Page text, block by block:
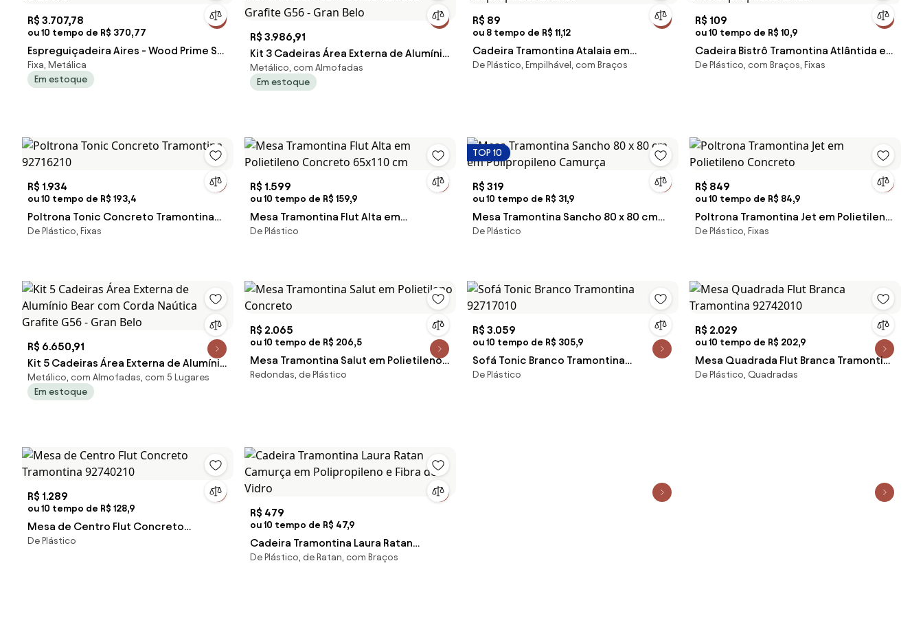
R$ 3.707,78
ou 10 tempo de R$ 370,77
Espreguiçadeira Aires - Wood Prime SB
29173
Fixa, Metálica
Em estoque
R$ 3.986,91
Kit 3 Cadeiras Área Externa de Alumínio
Bear com Corda Naútica Grafite G56 -
Gran Belo
Metálico, com Almofadas
Em estoque
R$ 89
ou 8 tempo de R$ 11,12
Cadeira Tramontina Atalaia em
Polipropileno Branco
De Plástico, Empilhável, com Braços
R$ 109
ou 10 tempo de R$ 10,9
Cadeira Bistrô Tramontina Atlântida em
Polipropileno Cinza
De Plástico, com Braços, Fixas
R$ 1.934
ou 10 tempo de R$ 193,4
Poltrona Tonic Concreto Tramontina
92716210
De Plástico, Fixas
R$ 1.599
ou 10 tempo de R$ 159,9
Mesa Tramontina Flut Alta em
Polietileno Concreto 65x110 cm
De Plástico
TOP 10
R$ 319
ou 10 tempo de R$ 31,9
Mesa Tramontina Sancho 80 x 80 cm
em Polipropileno Camurça
De Plástico
R$ 849
ou 10 tempo de R$ 84,9
Poltrona Tramontina Jet em Polietileno
Concreto
De Plástico, Fixas
R$ 6.650,91
Kit 5 Cadeiras Área Externa de Alumínio
Bear com Corda Naútica Grafite G56 -
Gran Belo
Metálico, com Almofadas, com 5 Lugares
Em estoque
R$ 2.065
ou 10 tempo de R$ 206,5
Mesa Tramontina Salut em Polietileno
Concreto
Redondas, de Plástico
R$ 3.059
ou 10 tempo de R$ 305,9
Sofá Tonic Branco Tramontina
92717010
De Plástico
R$ 2.029
ou 10 tempo de R$ 202,9
Mesa Quadrada Flut Branca Tramontina
92742010
De Plástico, Quadradas
R$ 1.289
ou 10 tempo de R$ 128,9
Mesa de Centro Flut Concreto
Tramontina 92740210
De Plástico
R$ 479
ou 10 tempo de R$ 47,9
Cadeira Tramontina Laura Ratan
Camurça em Polipropileno e Fibra de
De Plástico, de Ratan, com Braços